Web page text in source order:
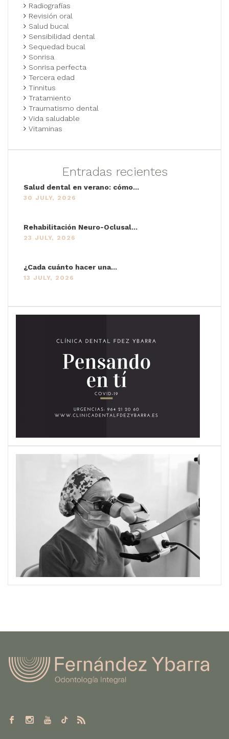
Radiografías
Revisión oral
Salud bucal
Sensibilidad dental
Sequedad bucal
Sonrisa
Sonrisa perfecta
Tercera edad
Tinnitus
Tratamiento
Traumatismo dental
Vida saludable
Vitaminas
Entradas recientes
Salud dental en verano: cómo...
30 JULY, 2026
Rehabilitación Neuro-Oclusal...
23 JULY, 2026
¿Cada cuánto hacer una...
13 JULY, 2026